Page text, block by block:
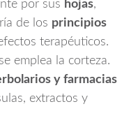
por sus hojas,
de los principios
terapéuticos.
emplea la corteza.
y farmacias
extractos y